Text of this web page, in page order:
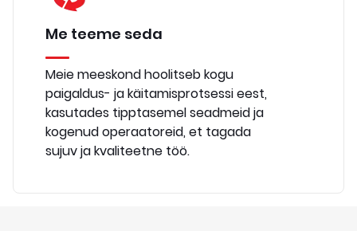
Me teeme seda
Meie meeskond hoolitseb kogu
paigaldus- ja käitamisprotsessi eest,
kasutades tipptasemel seadmeid ja
kogenud operaatoreid, et tagada
sujuv ja kvaliteetne töö.